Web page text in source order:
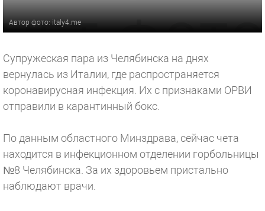
Автор фото: italy4.me
Супружеская пара из Челябинска на днях
вернулась из Италии, где распространяется
коронавирусная инфекция. Их с признаками ОРВИ
отправили в карантинный бокс.
По данным областного Минздрава, сейчас чета
находится в инфекционном отделении горбольницы
№8 Челябинска. За их здоровьем пристально
наблюдают врачи.